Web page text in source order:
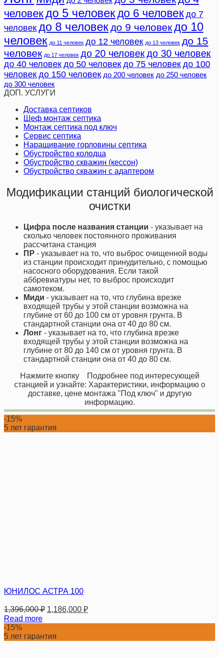
человекдо 5 человекдо 6 человек до 7
человек до 8 человекдо 9 человекдо 10
человек до 11 человек до 12 человек до 13 человек до 15
человек до 17 человек до 20 человекдо 30 человек
до 40 человек до 50 человек до 75 человек до 100
человек до 150 человек до 200 человек до 250 человек
до 300 человек
ДОП. УСЛУГИ
Доставка септиков
Шеф монтаж септика
Монтаж септика под ключ
Сервис септика
Наращивание горловины септика
Обустройство колодца
Обустройство скважин (кессон)
Обустройство скважин с адаптером
Модификации станций биологической
очистки
Цифра после названия станции - указывает на
сколько человек постоянного проживания
рассчитана станция
ПР - указывает на то, что выброс очищенной воды
из станции происходит принудительно, с помощью
насосного оборудования. Если такой
аббревиатуры нет, то выброс происходит
самотеком.
Миди - указывает на то, что глубина врезке
входящей трубы у этой станции возможна на
глубине от 60 до 100 см от уровня грунта. В
стандартной станции она от 40 до 80 см.
Лонг - указывает на то, что глубина врезке
входящей трубы у этой станции возможна на
глубине от 80 до 140 см от уровня грунта. В
стандартной станции она от 40 до 80 см.
Нажмите кнопку
Подробнее под интересующей
станцией и узнайте: Характеристики, информацию о
доставке, цене монтажа "Под ключ" и другую
информацию.
-15%
5 лет гарантия
ЮНИЛОС АСТРА 100
1,396,000₽ 1,186,000 ₽
Read more
-15%
5 лет гарантия